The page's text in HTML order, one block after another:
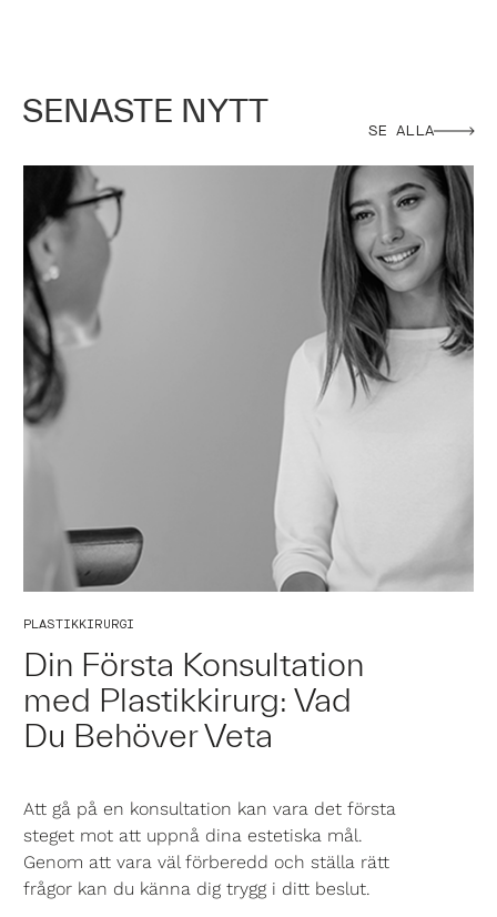
SENASTE NYTT
SE ALLA
PLASTIKKIRURGI
Din Första Konsultation
med Plastikkirurg: Vad
Du Behöver Veta
Att gå på en konsultation kan vara det första
steget mot att uppnå dina estetiska mål.
Genom att vara väl förberedd och ställa rätt
frågor kan du känna dig trygg i ditt beslut.